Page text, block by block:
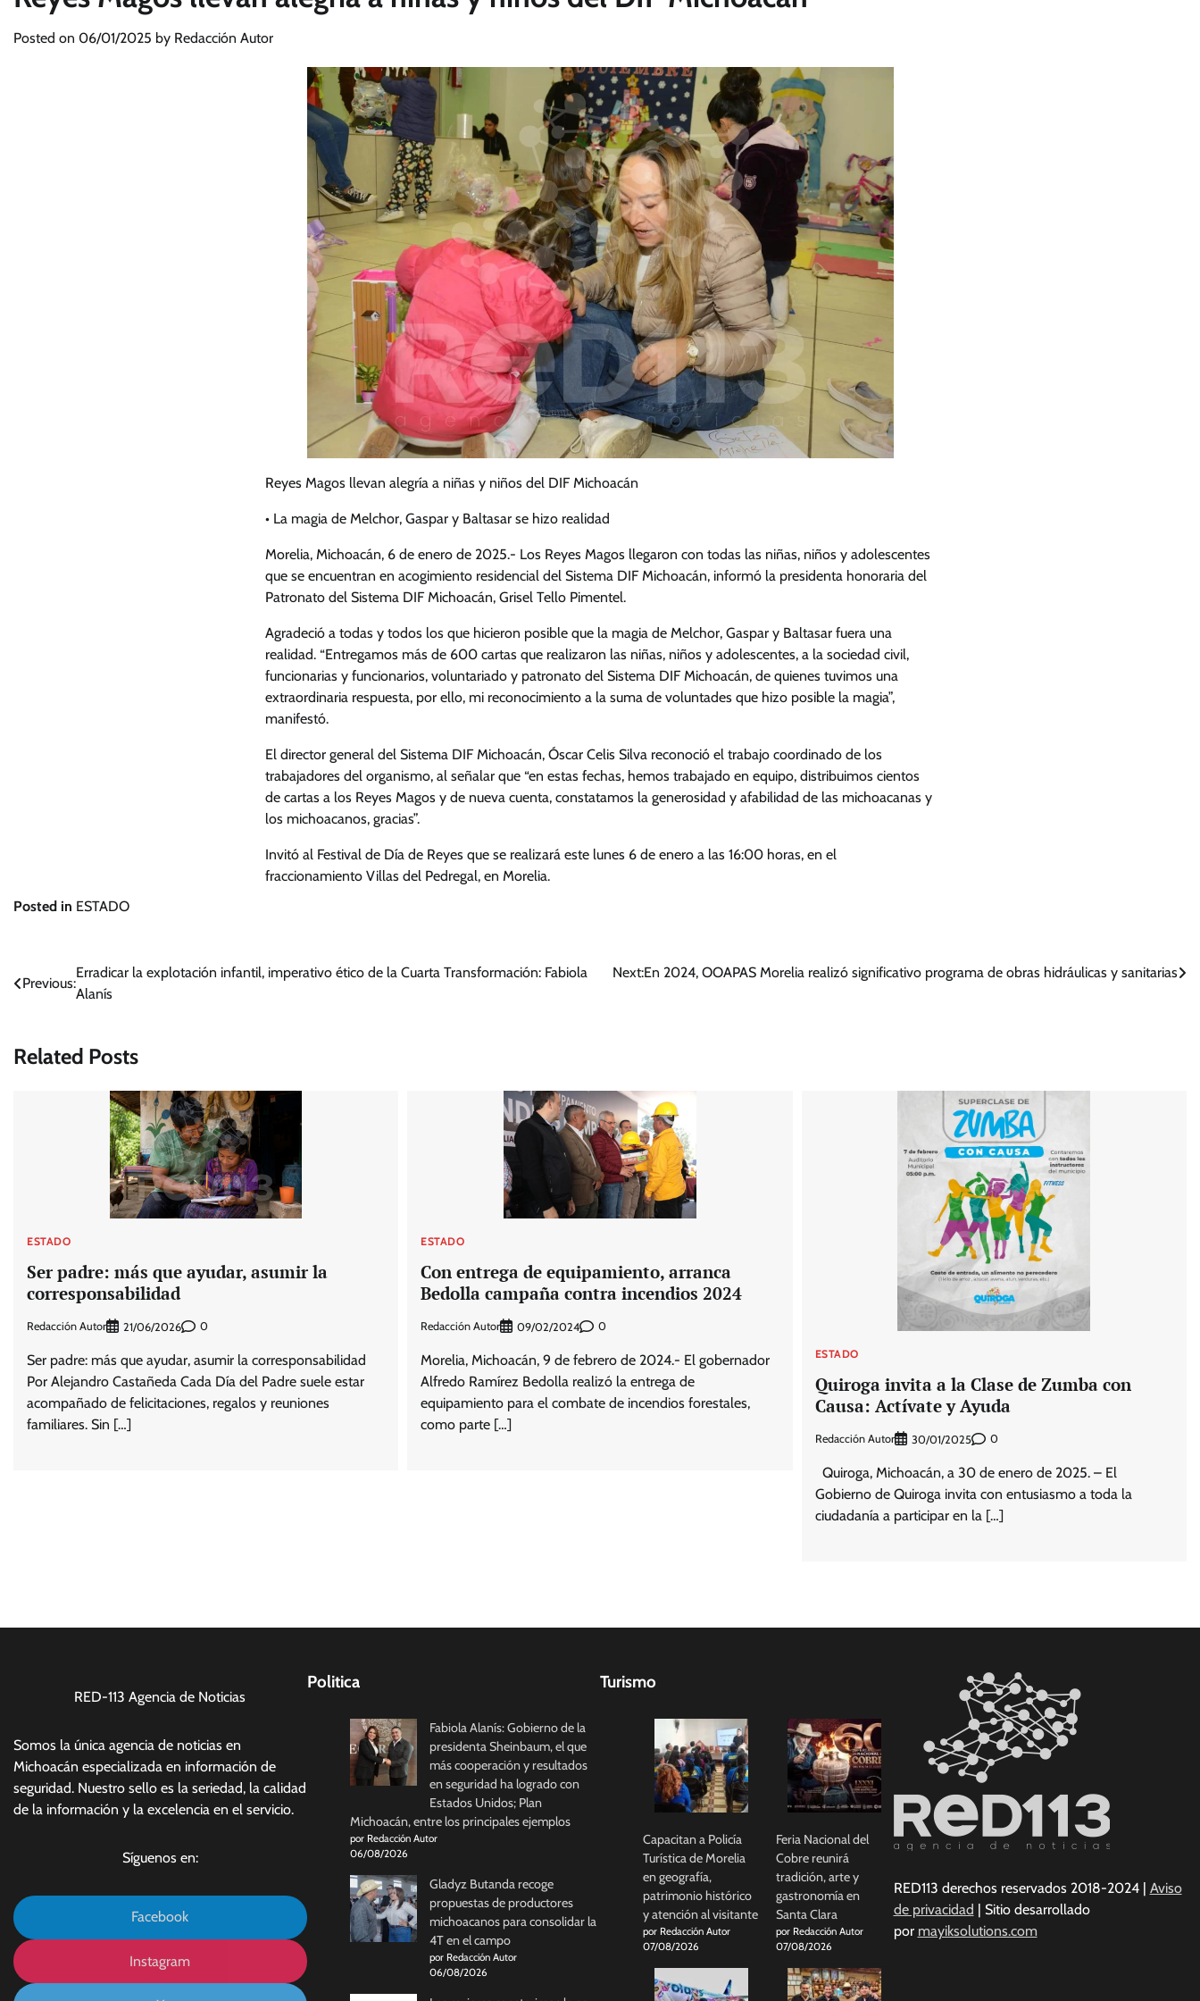
Posted on 06/01/2025 by Redacción Autor
Reyes Magos llevan alegría a niñas y niños del DIF Michoacán
• La magia de Melchor, Gaspar y Baltasar se hizo realidad
Morelia, Michoacán, 6 de enero de 2025.- Los Reyes Magos llegaron con todas las niñas, niños y adolescentes
que se encuentran en acogimiento residencial del Sistema DIF Michoacán, informó la presidenta honoraria del
Patronato del Sistema DIF Michoacán, Grisel Tello Pimentel.
Agradeció a todas y todos los que hicieron posible que la magia de Melchor, Gaspar y Baltasar fuera una
realidad. “Entregamos más de 600 cartas que realizaron las niñas, niños y adolescentes, a la sociedad civil,
funcionarias y funcionarios, voluntariado y patronato del Sistema DIF Michoacán, de quienes tuvimos una
extraordinaria respuesta, por ello, mi reconocimiento a la suma de voluntades que hizo posible la magia”,
manifestó.
El director general del Sistema DIF Michoacán, Óscar Celis Silva reconoció el trabajo coordinado de los
trabajadores del organismo, al señalar que “en estas fechas, hemos trabajado en equipo, distribuimos cientos
de cartas a los Reyes Magos y de nueva cuenta, constatamos la generosidad y afabilidad de las michoacanas y
los michoacanos, gracias”.
Invitó al Festival de Día de Reyes que se realizará este lunes 6 de enero a las 16:00 horas, en el
fraccionamiento Villas del Pedregal, en Morelia.
Posted in ESTADO
Navegación
Previous:
Erradicar la explotación infantil, imperativo ético de la Cuarta Transformación: Fabiola
Alanís
Next:En 2024, OOAPAS Morelia realizó significativo programa de obras hidráulicas y sanitarias
Related Posts
ESTADO
Ser padre: más que ayudar, asumir la
corresponsabilidad
Redacción Autor 21/06/2026 0
Ser padre: más que ayudar, asumir la corresponsabilidad
Por Alejandro Castañeda Cada Día del Padre suele estar
acompañado de felicitaciones, regalos y reuniones
familiares. Sin […]
ESTADO
Con entrega de equipamiento, arranca
Bedolla campaña contra incendios 2024
Redacción Autor 09/02/2024 0
Morelia, Michoacán, 9 de febrero de 2024.- El gobernador
Alfredo Ramírez Bedolla realizó la entrega de
equipamiento para el combate de incendios forestales,
como parte […]
ESTADO
Quiroga invita a la Clase de Zumba con
Causa: Actívate y Ayuda
Redacción Autor 30/01/2025 0
Quiroga, Michoacán, a 30 de enero de 2025. – El
Gobierno de Quiroga invita con entusiasmo a toda la
ciudadanía a participar en la […]
RED-113 Agencia de Noticias
Somos la única agencia de noticias en
Michoacán especializada en información de
seguridad. Nuestro sello es la seriedad, la calidad
de la información y la excelencia en el servicio.
Síguenos en:
Facebook
Instagram
Politica
Fabiola Alanís: Gobierno de la
presidenta Sheinbaum, el que
más cooperación y resultados
en seguridad ha logrado con
Estados Unidos; Plan
Michoacán, entre los principales ejemplos
por Redacción Autor
06/08/2026
Gladyz Butanda recoge
propuestas de productores
michoacanos para consolidar la
4T en el campo
por Redacción Autor
06/08/2026
Turismo
Capacitan a Policía
Turística de Morelia
en geografía,
patrimonio histórico
y atención al visitante
por Redacción Autor
07/08/2026
Feria Nacional del
Cobre reunirá
tradición, arte y
gastronomía en
Santa Clara
por Redacción Autor
07/08/2026
RED113 derechos reservados 2018-2024 | Aviso
de privacidad | Sitio desarrollado
por mayiksolutions.com